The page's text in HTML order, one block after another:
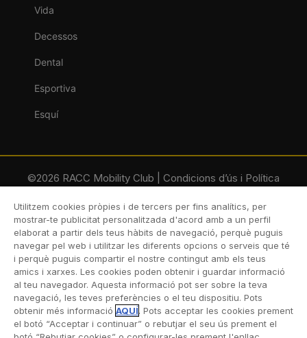
Vida
Decessos
Dental
Esportiva
Esquí
©2026 RACC Mobility Club | Condicions d’ús i Política
Protecció de dades
Utilitzem cookies pròpies i de tercers per fins analítics, per
mostrar-te publicitat personalitzada d'acord amb a un perfil
elaborat a partir dels teus hàbits de navegació, perquè puguis
navegar pel web i utilitzar les diferents opcions o serveis que té
i perquè puguis compartir el nostre contingut amb els teus
amics i xarxes. Les cookies poden obtenir i guardar informació
al teu navegador. Aquesta informació pot ser sobre la teva
navegació, les teves preferències o el teu dispositiu. Pots
obtenir més informació AQUÍ. Pots acceptar les cookies prement
el botó “Acceptar i continuar” o rebutjar el seu ús prement el